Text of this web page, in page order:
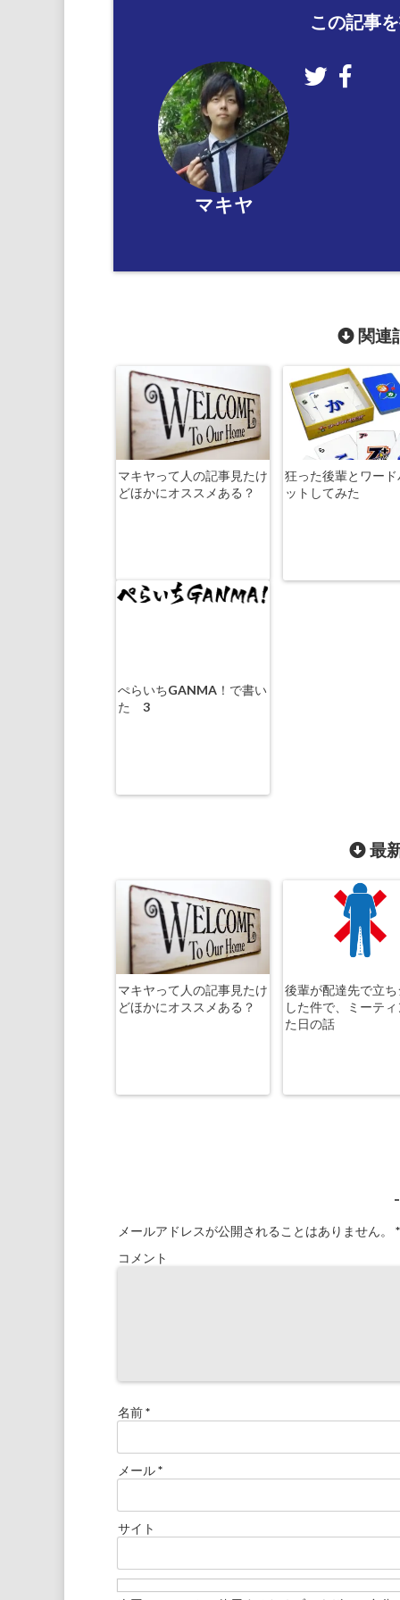
この記事
マキヤ
関連
マキヤって人の記事見たけ
どほかにオススメある？
狂った後輩とワー
ットしてみた
ぺらいちGANMA！で書い
た 3
最
マキヤって人の記事見たけ
どほかにオススメある？
後輩が配達先で立
した件で、ミーテ
た日の話
メールアドレスが公開されることはありません。
*
コメント
名前*
メール*
サイト